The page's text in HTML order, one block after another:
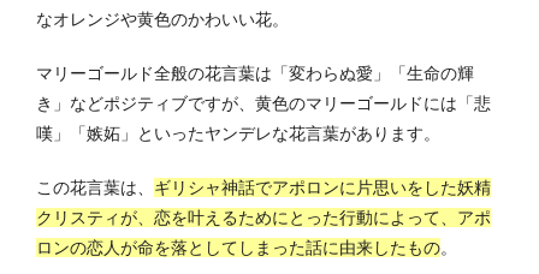
なオレンジや黄色のかわいい花。
マリーゴールド全般の花言葉は「変わらぬ愛」「生命の輝
き」などポジティブですが、黄色のマリーゴールドには「悲
嘆」「嫉妬」といったヤンデレな花言葉があります。
この花言葉は、 ギリシャ神話でアポロンに片思いをした妖精
クリスティが、恋を叶えるためにとった行動によって、アポ
ロンの恋人が命を落としてしまった話に由来したもの。